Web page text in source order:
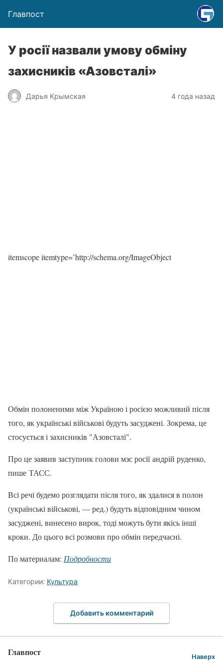
Главпост
У росії назвали умову обміну
захисників «Азовсталі»
Дарья Крымская 4 года назад
itemscope itemtype=’http://schema.org/ImageObject
Обмін полоненими між Україною і росією можливий після
того, як українські військові будуть засуджені. Зокрема, це
стосується і захисників "Азовсталі".
Про це заявив заступник голови мзс росії андрій руденко,
пише ТАСС.
Всі речі будемо розглядати після того, як здалися в полон
(українські військові, — ред.) будуть відповідним чином
засуджені, винесено вирок, тоді можуть бути якісь інші
кроки. До цього всі розмови про обмін передчасні.
По материалам: Подробности
Категории: Культура
Добавить комментарий
Главпост Наверх